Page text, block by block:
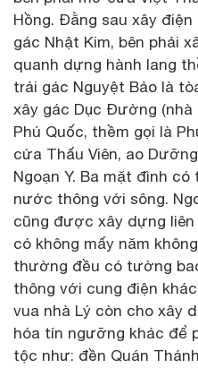
Hồng. Đằng sau xây
gác Nhật Kim, bên phải
quanh dựng hành lang
trái gác Nguyệt Bảo là
xây gác Dục Đường (nhà
Phú Quốc, thềm gọi là
cửa Thấu Viên, ao
Ngoạn Y. Ba mặt đình
nước thông với sông.
cũng được xây dựng
có không mấy năm
thường đều có tường
thông với cung điện
vua nhà Lý còn cho xây
hóa tín ngưỡng khác để
tộc như: đền Quán